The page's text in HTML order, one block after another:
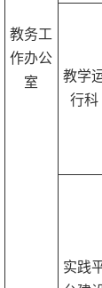
教务工
作办公
室
教学
行科
实践